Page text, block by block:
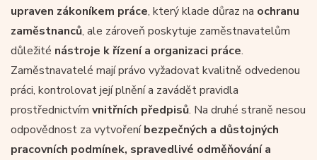
upraven zákoníkem práce, který klade důraz na ochranu
zaměstnanců, ale zároveň poskytuje zaměstnavatelům
důležité nástroje k řízení a organizaci práce.
Zaměstnavatelé mají právo vyžadovat kvalitně odvedenou
práci, kontrolovat její plnění a zavádět pravidla
prostřednictvím vnitřních předpisů. Na druhé straně nesou
odpovědnost za vytvořeníbezpečných a důstojných
pracovních podmínek, spravedlivé odměňování a